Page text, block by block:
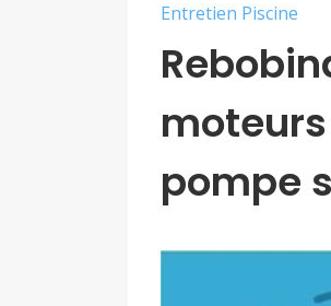
Entretien Piscine
pompe